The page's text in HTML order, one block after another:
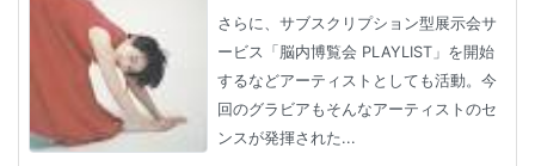
さらに、サブスクリプション型展示会サ
ービス「脳内博覧会 PLAYLIST」を開始
するなどアーティストとしても活動。今
回のグラビアもそんなアーティストのセ
ンスが発揮された...